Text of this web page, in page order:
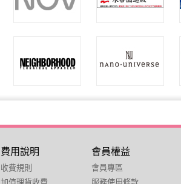
費用說明
收費規則
加值理貨收費
會員權益
會員專區
服務使用條款